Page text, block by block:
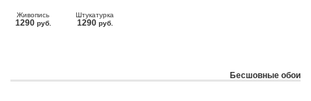
Живопись
1290 руб.
Штукатурка
1290 руб.
Бесшовные обои